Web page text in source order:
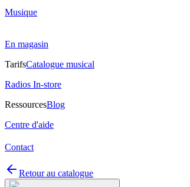
Musique
En magasin
TarifsCatalogue musical
Radios In-store
RessourcesBlog
Centre d'aide
Contact
Retour au catalogue